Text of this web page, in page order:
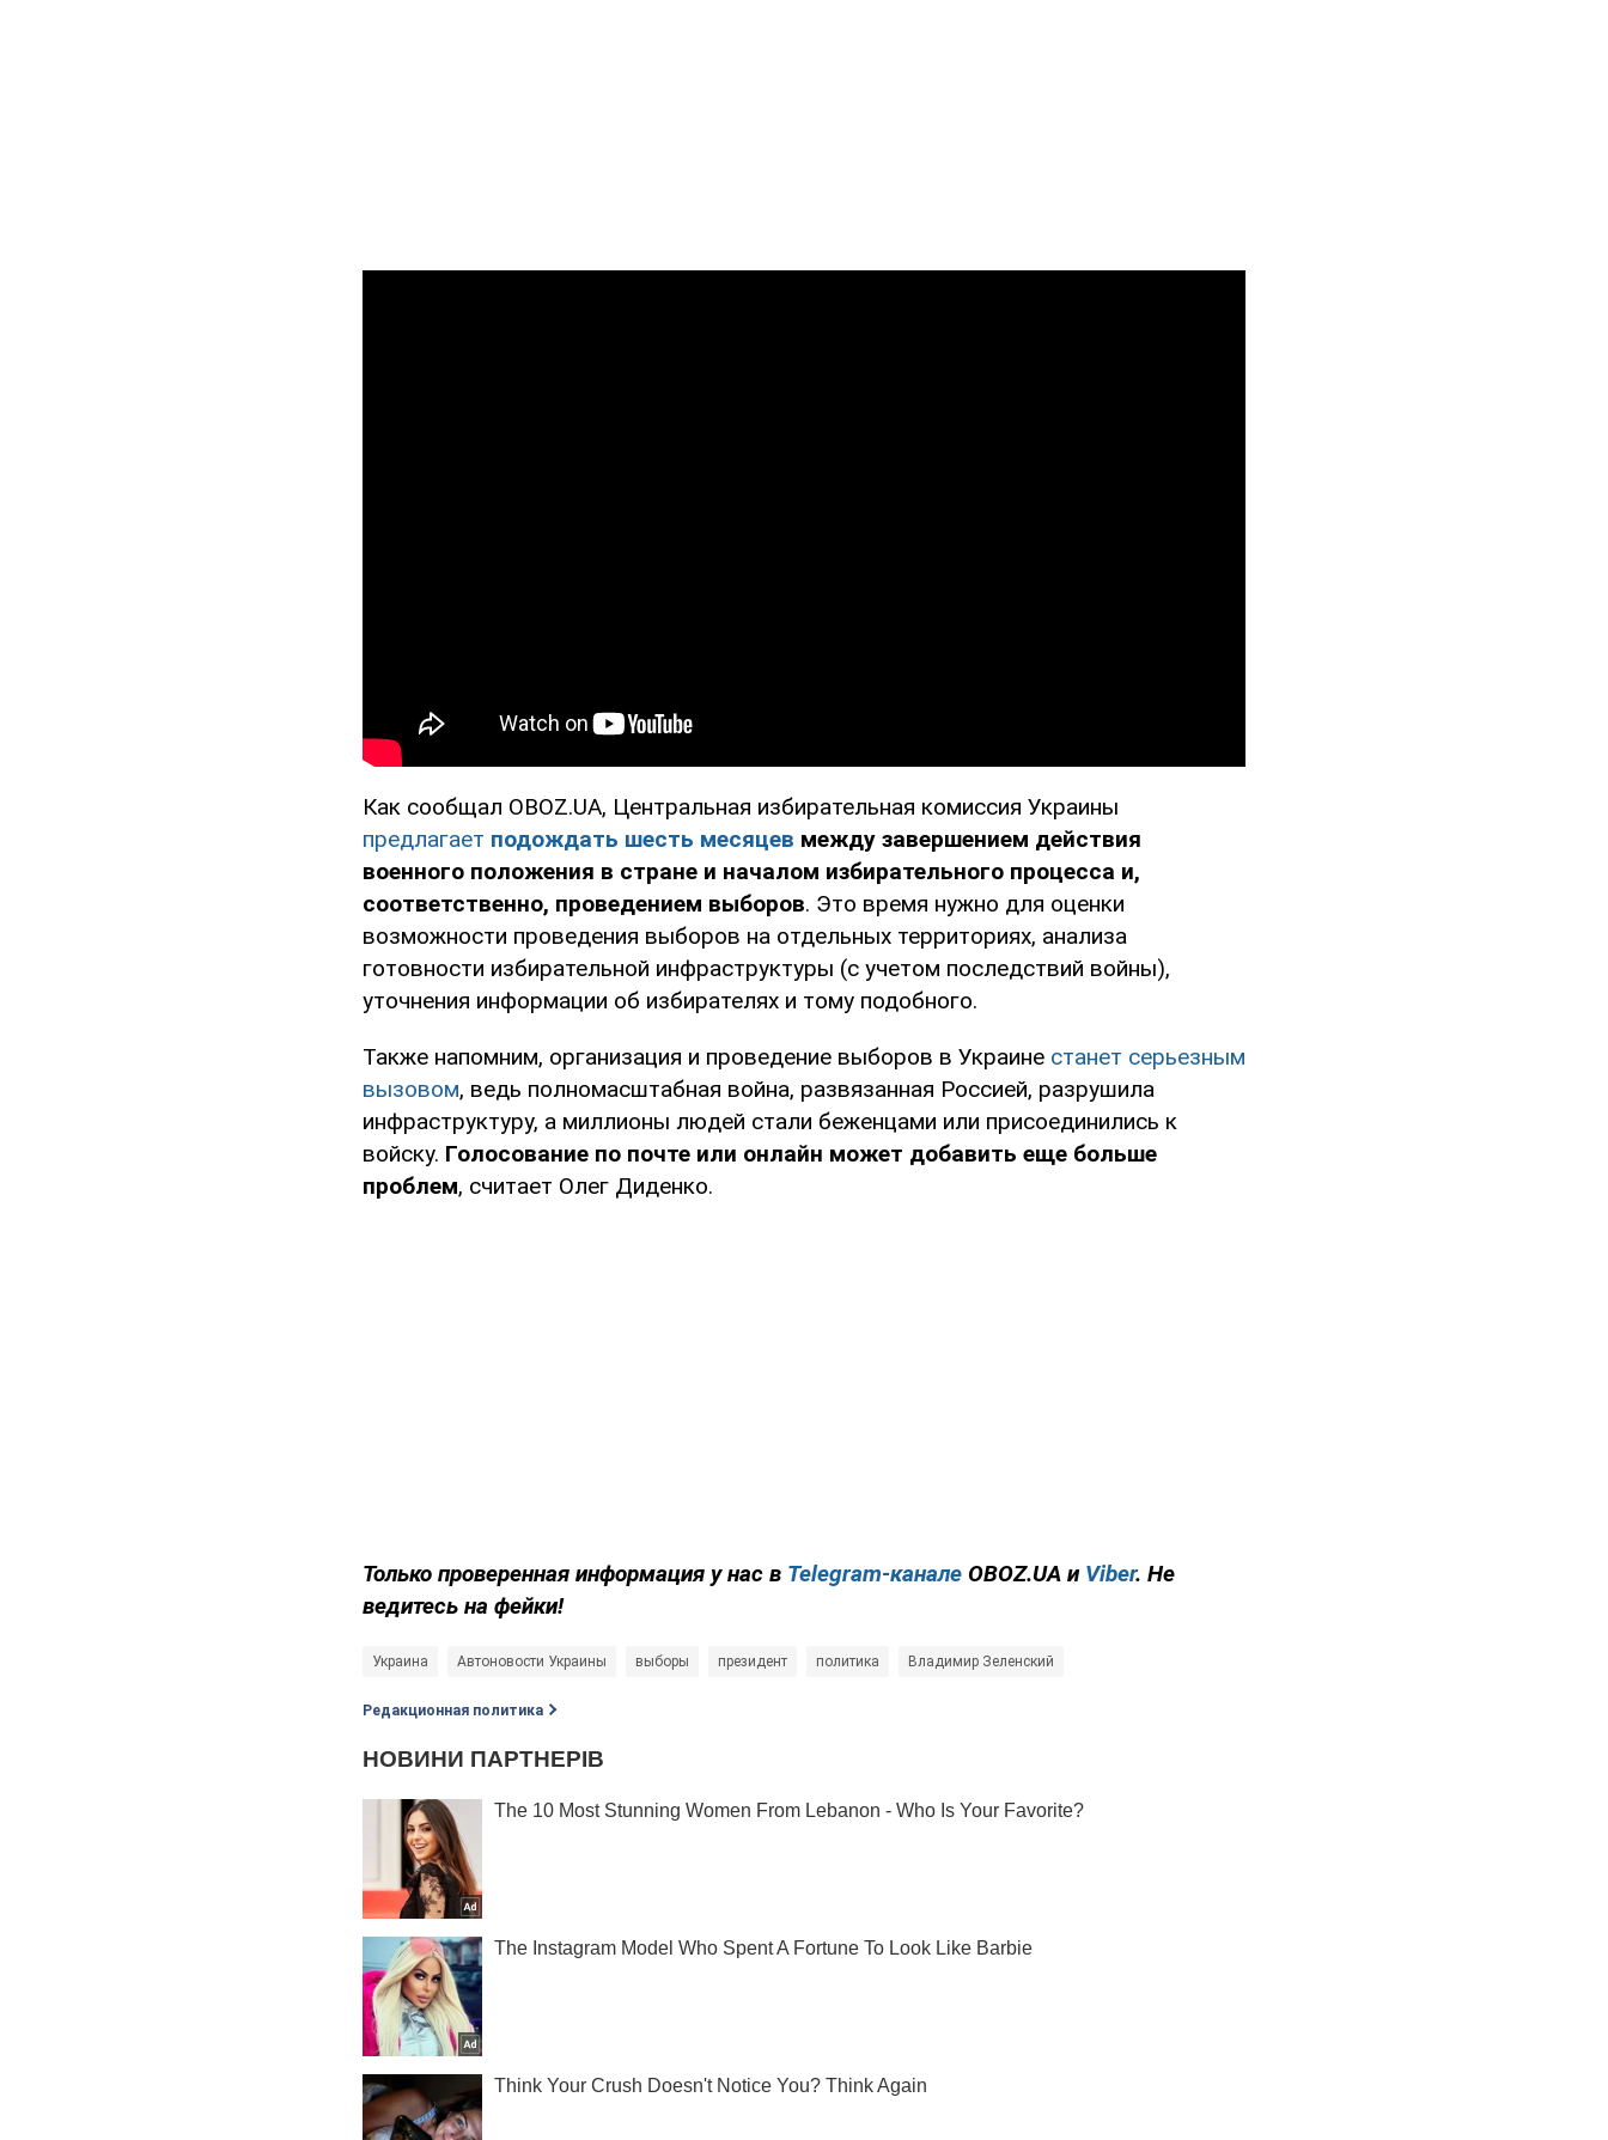
Как сообщал OBOZ.UA, Центральная избирательная комиссия Украины
предлагает подождать шесть месяцев между завершением действия
военного положения в стране и началом избирательного процесса и,
соответственно, проведением выборов. Это время нужно для оценки
возможности проведения выборов на отдельных территориях, анализа
готовности избирательной инфраструктуры (с учетом последствий войны),
уточнения информации об избирателях и тому подобного.
Также напомним, организация и проведение выборов в Украине станет серьезным
вызовом, ведь полномасштабная война, развязанная Россией, разрушила
инфраструктуру, а миллионы людей стали беженцами или присоединились к
войску. Голосование по почте или онлайн может добавить еще больше
проблем, считает Олег Диденко.
Только проверенная информация у нас в Telegram-канале OBOZ.UA и Viber. Не
ведитесь на фейки!
Украина Автоновости Украины выборы президент политика Владимир Зеленский
Редакционная политика